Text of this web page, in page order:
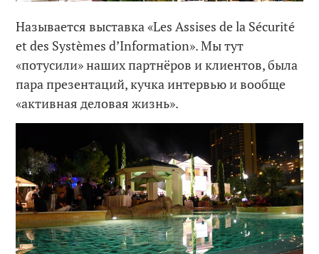
Называется выставка «Les Assises de la Sécurité
et des Systèmes d’Information». Мы тут
«потусили» наших партнёров и клиентов, была
пара презентаций, кучка интервью и вообще
«активная деловая жизнь».